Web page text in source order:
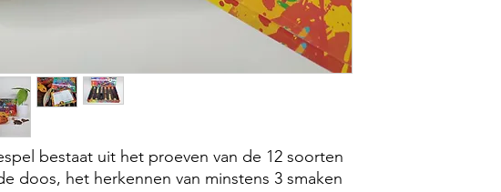
bestaat uit het proeven van de 12 soorten
doos, het herkennen van minstens 3 smaken